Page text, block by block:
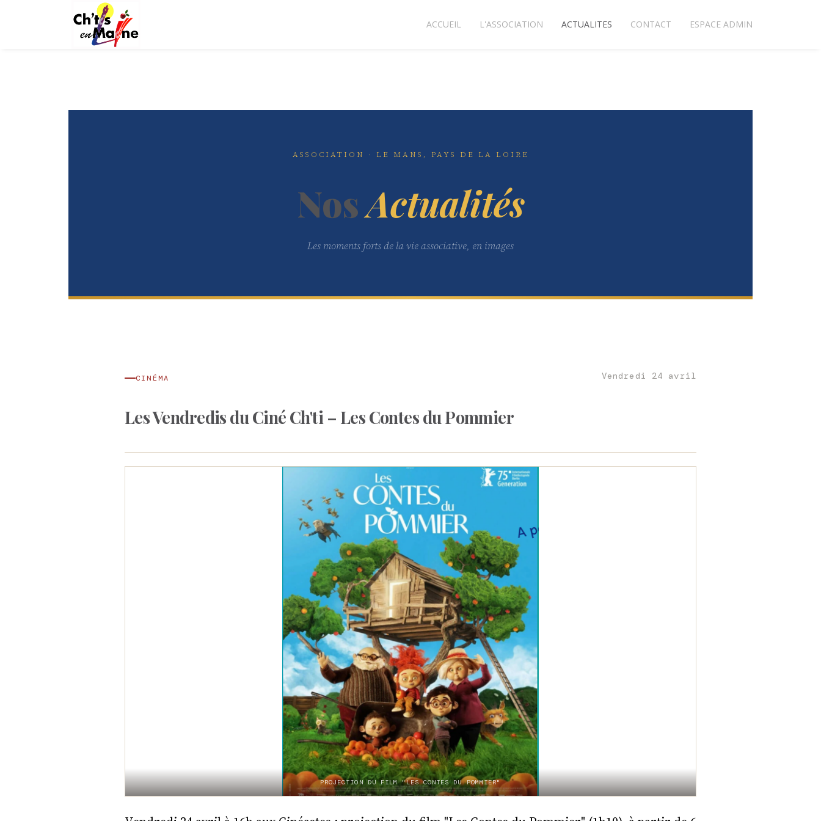
ACCUEIL L'ASSOCIATION ACTUALITES CONTACT ESPACE ADMIN
ASSOCIATION · LE MANS, PAYS DE LA LOIRE
NosActualités
Les moments forts de la vie associative, en images
CINÉMA
Les Vendredis du Ciné Ch'ti – Les Contes du Pommier
Vendredi 24 avril
PROJECTION DU FILM "LES CONTES DU POMMIER"